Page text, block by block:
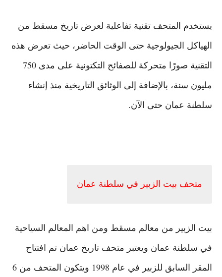
يستخدم المتحف تقنية تفاعلية لعرض تاريخ مسقط من
الهياكل الجيولوجية حتى الوقت الحاضر، حيث تعرض هذه
التقنية صورًا متحركة للصفائح التكتونية على مدى 750
مليون سنة، بالإضافة إلى الوثائق التاريخية منذ إنشاء
سلطنة عمان حتى الآن.
متحف بيت الزبير في سلطنة عمان
بيت الزبير من معالم مسقط ومن اهم المعالم السياحية
في سلطنة عمان ويعتبر متحف تاريخ عمان تم افتتاح
المقر السابق للزبير في عام 1998 ويتكون المتحف من 6